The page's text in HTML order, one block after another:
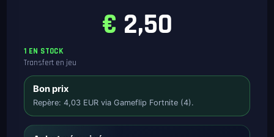
€ 2,50
1 EN STOCK
Transfert en jeu
Bon prix
Repère: 4,03 EUR via Gameflip Fortnite (4).